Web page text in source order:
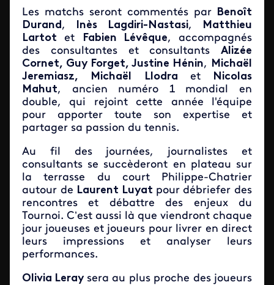
Les matchs seront commentés par Benoît
Durand, Inès Lagdiri-Nastasi,
Matthieu
Lartot et Fabien Lévêque, accompagnés
des consultantes et consultants Alizée
Cornet, Guy Forget, Justine Hénin, Michaël
Jeremiasz, Michaël Llodra etNicolas
Mahut, ancien numéro 1 mondial en
double, qui rejoint cette année l'équipe
pour apporter toute son expertise et
partager sa passion du tennis.
Au fil des journées, journalistes et
consultants se succèderont en plateau sur
la terrasse du court Philippe-Chatrier
autour de Laurent Luyat pour débriefer des
rencontres et débattre des enjeux du
Tournoi. C’est aussi là que viendront chaque
jour joueuses et joueurs pour livrer en direct
leurs impressions et analyser leurs
performances.
Olivia Leray sera au plus proche des joueurs